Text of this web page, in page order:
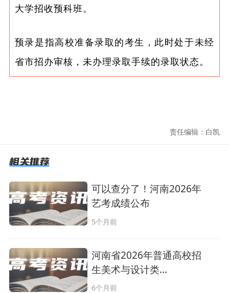
大学招收预科班。
预录是指高校准备录取的考生，此时处于未经
省市招办审核，未办理录取手续的录取状态。
责任编辑：白凯
可以查分了！河南2026年
艺考成绩公布
5个月前
河南省2026年普通高校招
生美术与设计类…
6个月前